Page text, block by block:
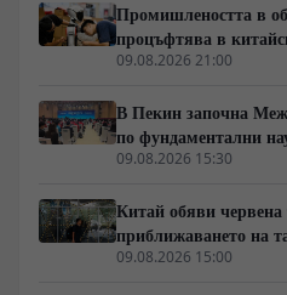
Промишлеността в
процъфтява в
09.08.2026 21:00
В Пекин започна
по фундаментални
09.08.2026 15:30
Китай обяви
приближаването на
09.08.2026 15:00